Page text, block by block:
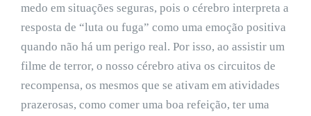
medo em situações seguras, pois o cérebro interpreta a
resposta de “luta ou fuga” como uma emoção positiva
quando não há um perigo real. Por isso, ao assistir um
filme de terror, o nosso cérebro ativa os circuitos de
recompensa, os mesmos que se ativam em atividades
prazerosas, como comer uma boa refeição, ter uma